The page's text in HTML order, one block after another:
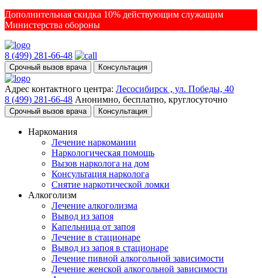
Дополнительная скидка 10% действующим служащим
Министерства обороны
8 (499) 281-66-48
Срочный вызов врача Консультация
Адрес контактного центра: Лесосибирск , ул. Победы, 40
8 (499) 281-66-48 Анонимно, бесплатно, круглосуточно
Срочный вызов врача Консультация
Наркомания
Лечение наркомании
Наркологическая помощь
Вызов нарколога на дом
Консультация нарколога
Снятие наркотической ломки
Алкоголизм
Лечение алкоголизма
Вывод из запоя
Капельница от запоя
Лечение в стационаре
Вывод из запоя в стационаре
Лечение пивной алкогольной зависимости
Лечение женской алкогольной зависимости